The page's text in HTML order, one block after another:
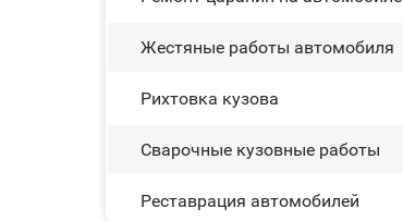
Жестяные работы автомобиля
Рихтовка кузова
Сварочные кузовные работы
Реставрация автомобилей